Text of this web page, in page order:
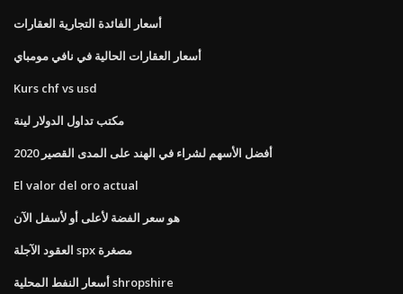
أسعار الفائدة التجارية العقارات
أسعار العقارات الحالية في نافي مومباي
Kurs chf vs usd
مكتب تداول الدولار لينة
أفضل الأسهم لشراء في الهند على المدى القصير 2020
El valor del oro actual
هو سعر الفضة لأعلى أو لأسفل الآن
العقود الآجلة spx مصغرة
أسعار النفط المحلية shropshire